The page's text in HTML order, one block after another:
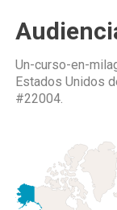
Un-curso-en-
Estados Unidos
#22004.